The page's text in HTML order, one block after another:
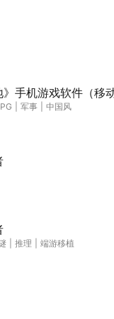
》手机游戏软件（移
军事
中国风
推理
端游移植